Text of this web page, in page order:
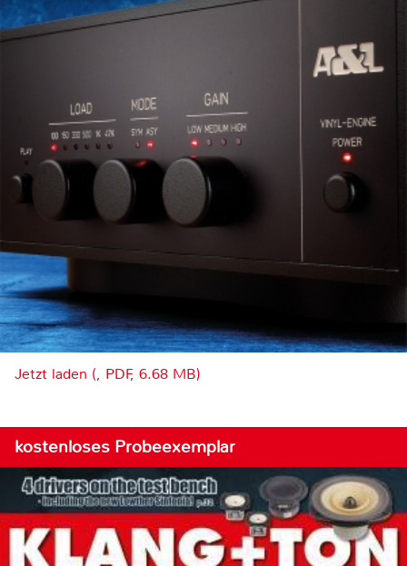
Jetzt laden (, PDF, 6.68 MB)
kostenloses Probeexemplar